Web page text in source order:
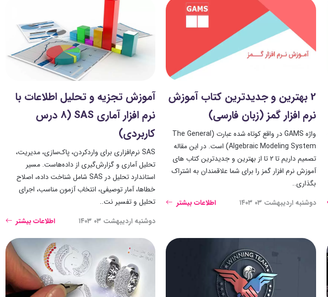
2 بهترین و جدیدترین کتاب آموزش
نرم افزار گمز (زبان فارسی)
واژه GAMS در واقع کوتاه شده عبارت (The General
Algebraic Modeling System) است. در این مقاله
تصمیم داریم تا ۲ تا از بهترین و جدیدترین کتاب های
آموزش نرم افزار گمز را برای شما علاقمندان به اشتراک
بگذاری..
دوشنبه اردیبهشت ۰۳ ۱۴۰۳
اطلاعات بیشتر
آموزش تجزیه و تحلیل اطلاعات با
نرم افزار آماری SAS (8 درس
کاربردی)
SAS نرم‌افزاری برای واردکردن، پاک‌سازی، مدیریت،
تحلیل آماری و گزارش‌گیری از داده‌هاست. مسیر
استاندارد تحلیل در SAS شامل شناخت داده، اصلاح
خطاها، آمار توصیفی، انتخاب آزمون مناسب، اجرای
تحلیل و تفسیر نت..
دوشنبه اردیبهشت ۰۳ ۱۴۰۳
اطلاعات بیشتر